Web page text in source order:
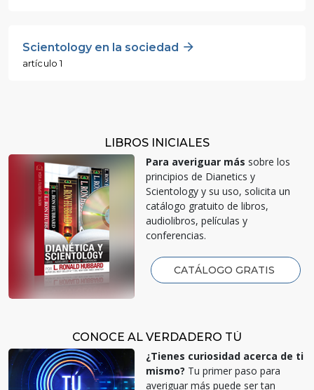
Scientology en la sociedad
artículo 1
LIBROS INICIALES
Para averiguar más sobre los
principios de Dianetics y
Scientology y su uso, solicita un
catálogo gratuito de libros,
audiolibros, películas y
conferencias.
CATÁLOGO GRATIS
CONOCE AL VERDADERO TÚ
¿Tienes curiosidad acerca de ti
mismo? Tu primer paso para
averiguar más puede ser tan